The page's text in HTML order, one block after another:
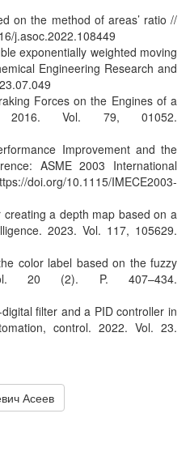
on the method of areas’ ratio //
j.asoc.2022.108449
exponentially weighted moving
Engineering Research and
Forces on the Engines of a
2016. Vol. 79, 01052.
Improvement and the
ASME 2003 International
doi.org/10.1115/IMECE2003-
a depth map based on a
2023. Vol. 117, 105629.
color label based on the fuzzy
20 (2). P. 407–434.
filter and a PID controller in
control. 2022. Vol. 23.
Асеев